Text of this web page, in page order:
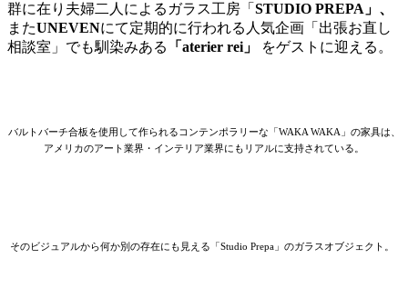
群に在り夫婦二人によるガラス工房「 STUDIO PREPA」、
またUNEVENにて定期的に行われる人気企画「出張お直し
相談室」でも馴染みある
「aterier rei」 をゲストに迎える。
バルトバーチ合板を使用して作られるコンテンポラリーな「WAKA WAKA」の家具は、
アメリカのアート業界・インテリア業界にもリアルに支持されている。
そのビジュアルから何か別の存在にも見える「Studio Prepa」のガラスオブジェクト。